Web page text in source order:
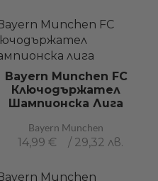
Bayern Munchen FC
Ключодържател
Шампионска Лига
Bayern Munchen
14,99 € / 29,32 лв.